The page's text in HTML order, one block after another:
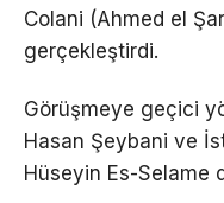
Colani (Ahmed el
gerçekleştirdi.
Görüşmeye geçici
Hasan Şeybani ve
Hüseyin Es-Selame